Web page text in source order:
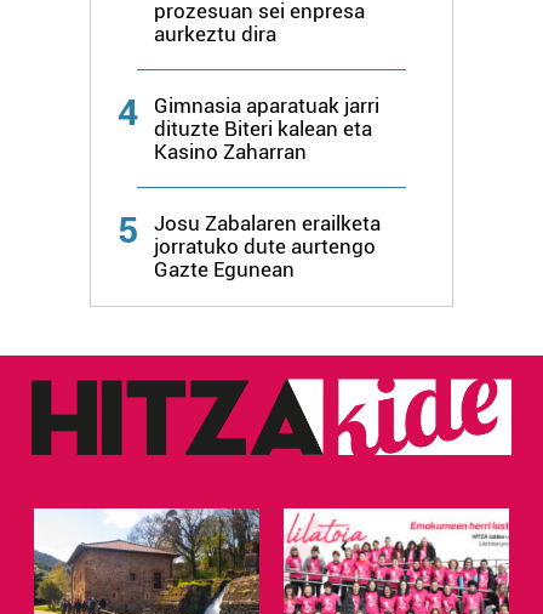
prozesuan sei enpresa
aurkeztu dira
4
Gimnasia aparatuak jarri
dituzte Biteri kalean eta
Kasino Zaharran
5
Josu Zabalaren erailketa
jorratuko dute aurtengo
Gazte Egunean